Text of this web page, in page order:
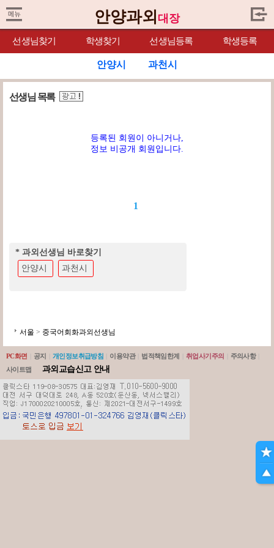
안양과외 대장
선생님찾기 학생찾기 선생님등록 학생등록
안양시 과천시
선생님 목록
등록된 회원이 아니거나,
정보 비공개 회원입니다.
1
* 과외선생님 바로찾기
안양시
과천시
서울 > 중국어회화과외선생님
PC화면 공지 개인정보취급방침 이용약관 법적책임한계 취업사기주의 주의사항
사이트맵
과외교습신고 안내